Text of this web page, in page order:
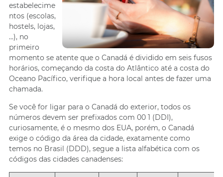
estabelecime
ntos (escolas,
hostels, lojas,
…), no
primeiro
momento se atente que o Canadá é dividido em seis fusos
horários, começando da costa do Atlântico até a costa do
Oceano Pacífico, verifique a hora local antes de fazer uma
chamada.
Se você for ligar para o Canadá do exterior, todos os
números devem ser prefixados com 00 1 (DDI),
curiosamente, é o mesmo dos EUA, porém, o Canadá
exige o código da área da cidade, exatamente como
temos no Brasil (DDD), segue a lista alfabética com os
códigos das cidades canadenses: